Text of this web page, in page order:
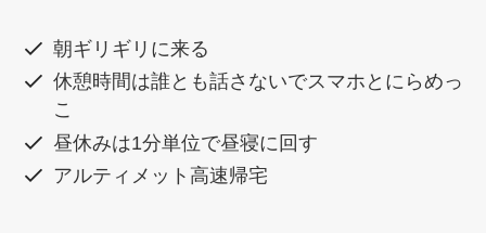
朝ギリギリに来る
休憩時間は誰とも話さないでスマホとにらめっ
こ
昼休みは1分単位で昼寝に回す
アルティメット高速帰宅